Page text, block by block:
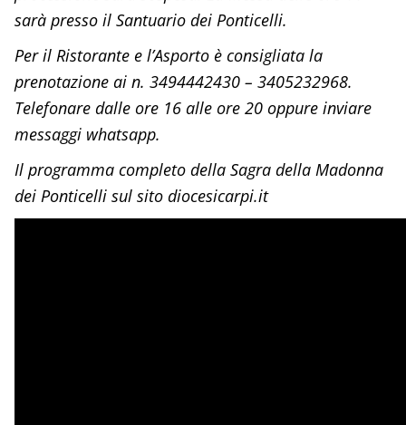
sarà presso il Santuario dei Ponticelli.
Per il Ristorante e l’Asporto è consigliata la
prenotazione ai n. 3494442430 – 3405232968.
Telefonare dalle ore 16 alle ore 20 oppure inviare
messaggi whatsapp.
Il programma completo della Sagra della Madonna
dei Ponticelli sul sito diocesicarpi.it